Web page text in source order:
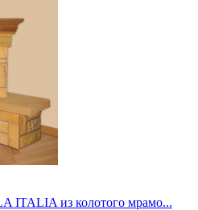
ITALIA из колотого мрамо...